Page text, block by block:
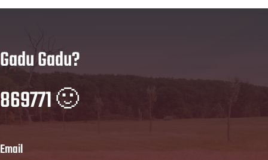
Gadu Gadu?
869771 🙂
Email